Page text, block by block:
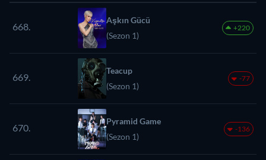
668.
Aşkın Gücü
(Sezon 1)
+220
669.
Teacup
(Sezon 1)
-77
670.
Pyramid Game
(Sezon 1)
-136